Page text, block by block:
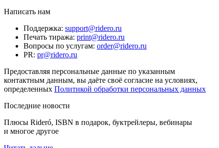
Написать нам
Поддержка: support@ridero.ru
Печать тиража: print@ridero.ru
Вопросы по услугам: order@ridero.ru
PR: pr@ridero.ru
Предоставляя персональные данные по указанным
контактным данным, вы даёте своё согласие на условиях,
определенных Политикой обработки персональных данных
Последние новости
Плюсы Rideró, ISBN в подарок, буктрейлеры, вебинары
и многое другое